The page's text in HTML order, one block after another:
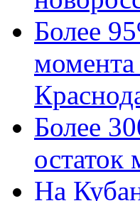
Более
Более
остаток
На